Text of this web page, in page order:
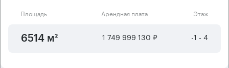
Площадь Арендная плата Этаж
6514 м² 1 749 999 130 ₽ -1 - 4